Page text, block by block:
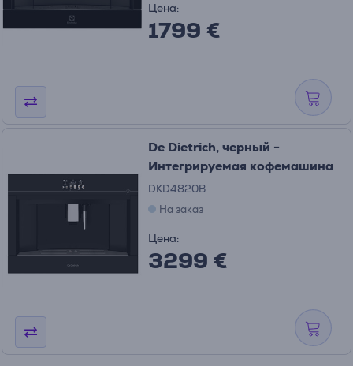
Цена:
1799 €
De Dietrich, черный -
Интегрируемая кофемашина
DKD4820B
На заказ
Цена:
3299 €